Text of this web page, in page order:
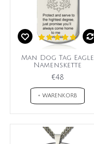
Man Dog Tag Eagle
Namenskette
€48
+ WARENKORB